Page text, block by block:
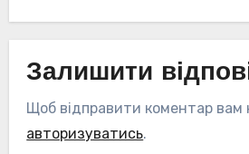
Залишити
Щоб відправити коментар вам
авторизуватись.